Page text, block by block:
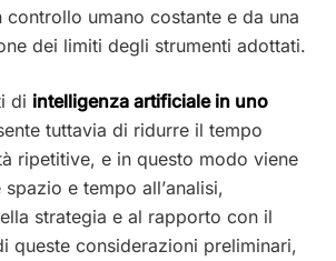
controllo umano costante e da una
dei limiti degli strumenti adottati.
di intelligenza artificiale in uno
tuttavia di ridurre il tempo
ripetitive, e in questo modo viene
e tempo all’analisi,
strategia e al rapporto con il
queste considerazioni preliminari,